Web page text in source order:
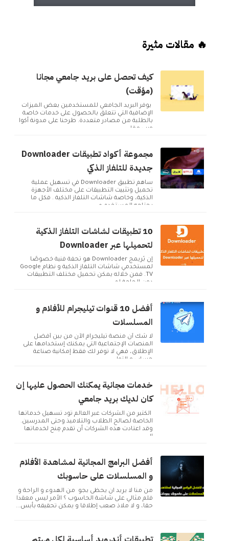
🔥 مقالات مثيرة
كيف تحصل على بريد جامعي مجانا
(مؤقت)
يوفر البريد الجامعي للمستخدمين بعض الميزات
الإضافية التي تتعلق بالحصول على خدمات خاصة
بالطلبة من مصادر متعددة. طرحنا على مدونة أكوا
ويب مقا...
مجموعة أكواد تطبيقات Downloader
جديدة للتلفاز الذكي
ساهم تطبيق Downloader في تسهيل عملية
تحميل وتثبيت التطبيقات على مختلف الأجهزة
الذكية، وخاصة شاشات التلفاز الذكية . فكل ما
يحتاجه المستخدم ه...
10 تطبيقات لشاشات التلفاز الذكية
لتحميلها عبر Downloader
إن بُريمج Downloader هو تحفة فنية خصوصًا
لمستخدمي شاشات التلفاز الذكية و نظام Google
TV. فمن خلاله يمكن تحميل مختلف التطبيقات
دون الحاجة لم...
أفضل 10 قنوات تيليجرام للأفلام و
المسلسلات
لا شك أن منصة تيليجرام الآن من بين أفضل
المنصات الإجتماعية التي يمكنك إستخدامها على
الإطلاق، فهي لا توفر لك فقط إمكانية صناعة
حساب و التوا...
خدمات مجانية يمكنك الحصول عليها إن
كان لديك بريد جامعي
الكثير من الشركات عبر العالم تود تسهيل خدماتها
الخاصة لصالح الطلاب والتلاميذ وحتى المدرسين.
وقد اعتادت هذه الشركات أن تقدم مِنح لخدماتها
ال...
أفضل البرامج المجانية لمشاهدة الأفلام
و المسلسلات على حاسوبك
من منا لا يريد ان يحظى بجو من الهدوء و الراحة و
فلم مثالي على شاشة الحاسوب ؟ الأمر ليس معقدا
حقا، و لا ملاذ صعب إطلاقا و يمكن تحقيقه بأبس...